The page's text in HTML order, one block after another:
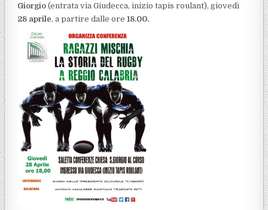
Giorgio (entrata via Giudecca, inizio tapis roulant), giovedì
28 aprile, a partire dalle ore18.00.